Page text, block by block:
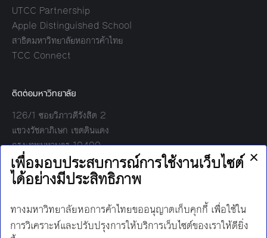
UTCC Partnership
Apple Distinguished School
สาธิตมหาวิทยาลัยหอการค้าไทย
TCC Connect
ติดต่อมหาวิทยาลัย
126/1 ซอยวิภาวดีรังสิต 2
แขวงรัชดาภิเษก เขตดินแดง
กรุงเทพมหานคร 10400
โทร:
02-697-6000
เวลาทำการ:
8.30 - 17.00